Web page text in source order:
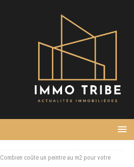
Combien coûte un peintre au m2 pour votre